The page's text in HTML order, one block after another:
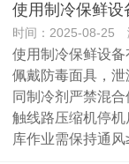
使用制冷保鲜设
时间：2025-08-25
使用制冷保鲜设备
佩戴防毒面具，
同制冷剂严禁混
触线路压缩机停
库作业需保持通